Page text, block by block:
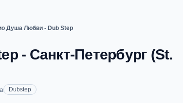
Душа Любви - Dub Step
- Санкт-Петербург (St.
Dubstep